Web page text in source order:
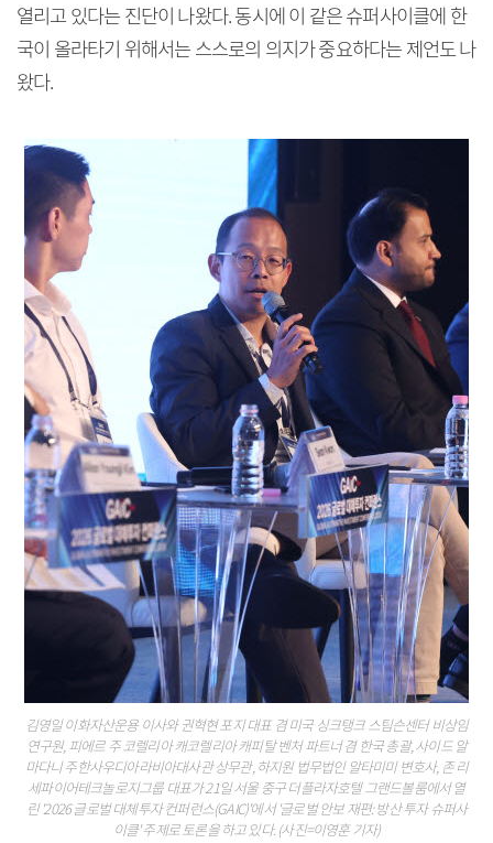
열리고 있다는 진단이 나왔다. 동시에 이 같은 슈퍼사이클에 한
국이 올라타기 위해서는 스스로의 의지가 중요하다는 제언도 나
왔다.
김영일 이화자산운용 이사와 권혁현 포지 대표 겸 미국 싱크탱크 스팀슨센터 비상임
연구원, 피에르 주 코렐리아 캐코렐리아 캐피탈 벤처 파트너 겸 한국 총괄, 사이드 알
마다니 주한사우디아라비아대사관 상무관, 하지원 법무법인 알타미미 변호사, 존 리
세파이어테크놀로지그룹 대표가 21일 서울 중구 더플라자호텔 그랜드볼룸에서 열
린 '2026 글로벌 대체투자 컨퍼런스(GAIC)'에서 '글로벌 안보 재편: 방산 투자 슈퍼사
이클' 주제로 토론을 하고 있다. (사진=이영훈 기자)